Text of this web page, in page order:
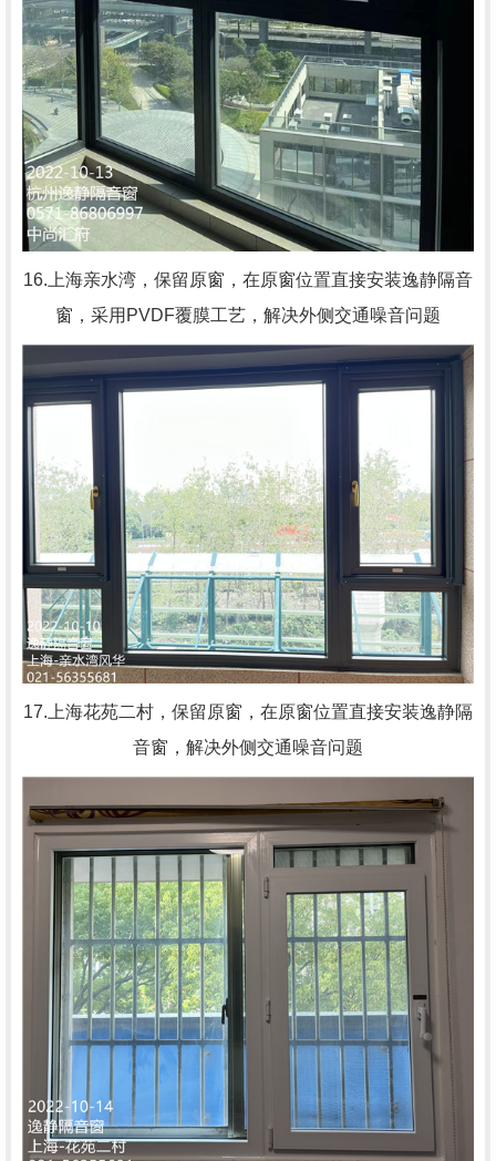
16.上海亲水湾， 保留原窗，在原窗位置直接安装逸静隔音
窗，采用PVDF覆膜工艺，解决外侧交通噪音问题
17.上海花苑二村， 保留原窗，在原窗位置直接安装逸静隔
音窗，解决外侧交通噪音问题